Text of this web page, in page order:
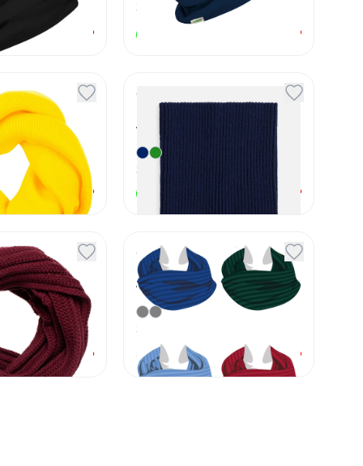
от ₽
варианта
₽
Real
от 410 ₽
Снуд Catch Match
Артикул
вариант
В наличии 690 ₽
от1 190 ₽
Снуд на заказ Gent
Артикул10852
Под заказ от 1 428 ₽